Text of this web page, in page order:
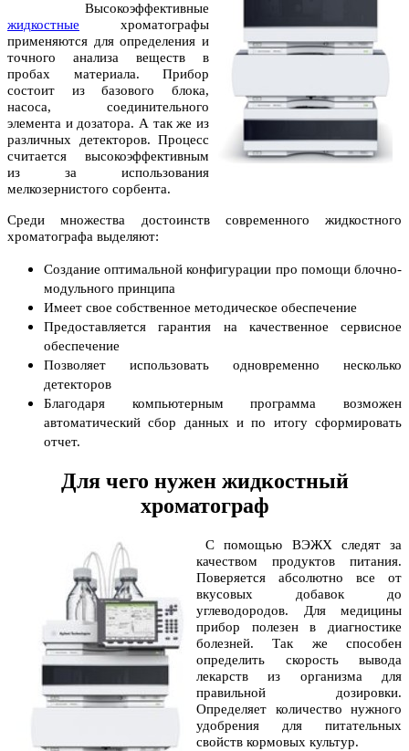
Высокоэффективные
жидкостные хроматографы
применяются для определения и
точного анализа веществ в
пробах материала. Прибор
состоит из базового блока,
насоса, соединительного
элемента и дозатора. А так же из
различных детекторов. Процесс
считается высокоэффективным
из за использования
мелкозернистого сорбента.
Среди множества достоинств современного жидкостного
хроматографа выделяют:
Создание оптимальной конфигурации про помощи блочно-
модульного принципа
Имеет свое собственное методическое обеспечение
Предоставляется гарантия на качественное сервисное
обеспечение
Позволяет использовать одновременно несколько
детекторов
Благодаря компьютерным программа возможен
автоматический сбор данных и по итогу сформировать
отчет.
Для чего нужен жидкостный
хроматограф
С помощью ВЭЖХ следят за
качеством продуктов питания.
Поверяется абсолютно все от
вкусовых добавок до
углеводородов. Для медицины
прибор полезен в диагностике
болезней. Так же способен
определить скорость вывода
лекарств из организма для
правильной дозировки.
Определяет количество нужного
удобрения для питательных
свойств кормовых культур.